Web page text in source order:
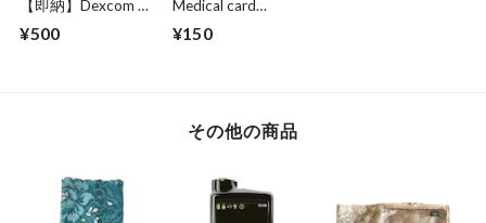
【即納】Dexcom g6
patch（5枚セッ
¥500
Medical card
Navy
¥150
その他の商品